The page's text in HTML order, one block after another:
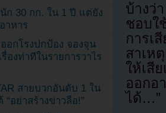
บ้างว่
ชอบใ
การเ
สาเห
ให้เสี
ออกอ
ได้…”
ก 30 กก. ใน 1 ปี แต่ยัง
าหาร
อกโรงปกป้อง จองจุน
องท่าทีในรายการวาไร
สายบวกอันดับ 1 ใน
“อย่าสร้างข่าวลือ!”